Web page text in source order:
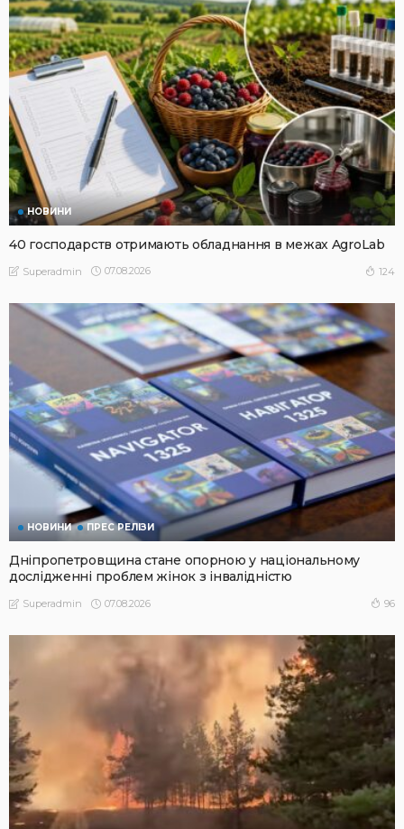
НОВИНИ
40 господарств отримають обладнання в межах AgroLab
Superadmin 07.08.2026 124
НОВИНИ ПРЕС РЕЛІЗИ
Дніпропетровщина стане опорною у національному
дослідженні проблем жінок з інвалідністю
Superadmin 07.08.2026 96